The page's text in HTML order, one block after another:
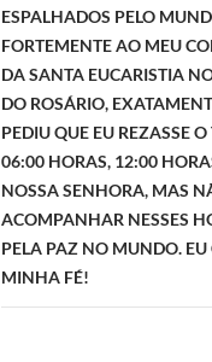
ESPALHADOS PELO
FORTEMENTE AO MEU
DA SANTA EUCARISTIA
DO ROSÁRIO,
PEDIU QUE EU REZASSE
06:00 HORAS, 12:00
NOSSA SENHORA, MAS
ACOMPANHAR NESSES
PELA PAZ NO MUNDO.
MINHA FÉ!